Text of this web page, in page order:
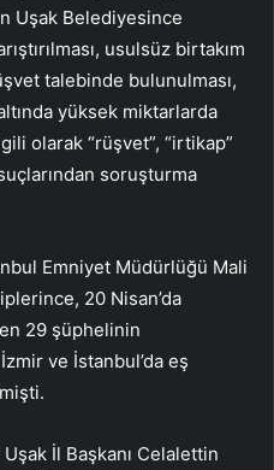
Uşak Belediyesince
usulsüz birtakım
talebinde bulunulması,
yüksek miktarlarda
olarak “rüşvet”, “irtikap”
soruşturma
Emniyet Müdürlüğü Mali
20 Nisan’da
29 şüphelinin
ve İstanbul’da eş
İl Başkanı Celalettin